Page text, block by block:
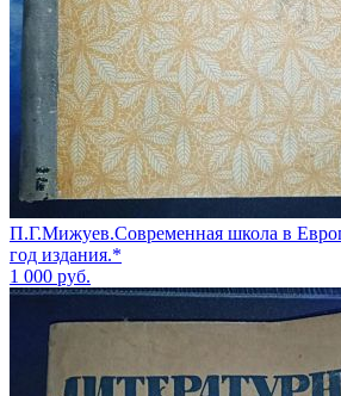
П.Г.Мижуев.Современная школа в
год издания.*
1 000 руб.